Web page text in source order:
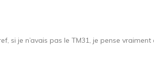
je n’avais pas le TM31, je pense vraiment